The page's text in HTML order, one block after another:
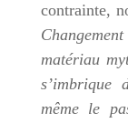
contrainte,
matériau
s’imbrique
même le